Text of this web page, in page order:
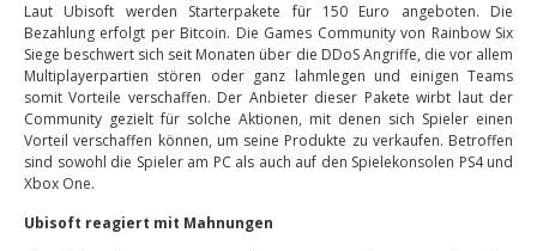
Laut Ubisoft werden Starterpakete für 150 Euro angeboten. Die
Bezahlung erfolgt per Bitcoin. Die Games Community von Rainbow Six
Siege beschwert sich seit Monaten über die DDoS Angriffe, die vor allem
Multiplayerpartien stören oder ganz lahmlegen und einigen Teams
somit Vorteile verschaffen. Der Anbieter dieser Pakete wirbt laut der
Community gezielt für solche Aktionen, mit denen sich Spieler einen
Vorteil verschaffen können, um seine Produkte zu verkaufen. Betroffen
sind sowohl die Spieler am PC als auch auf den Spielekonsolen PS4 und
Xbox One.
Ubisoft reagiert mit Mahnungen